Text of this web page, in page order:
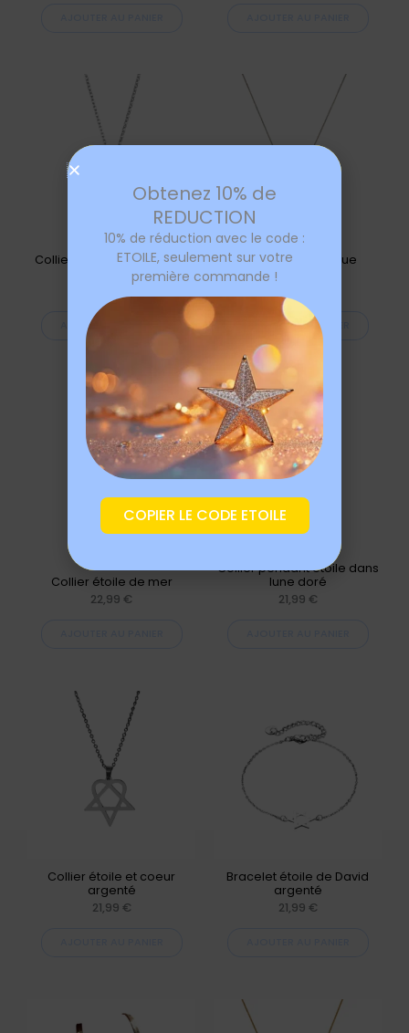
Collier pendentif étoile de
David argenté
AJOUTER AU PANIER
Collier étoile unique
argentée
AJOUTER AU PANIER
Collier étoile de mer
22,99 €
Collier pendant étoile dans
lune doré
21,99 €
Collier étoile et coeur
argenté
21,99 €
Bracelet étoile de David
argenté
21,99 €
Obtenez 10% de
REDUCTION
10% de réduction avec le code :
ETOILE, seulement sur votre
première commande !
COPIER LE CODE ETOILE